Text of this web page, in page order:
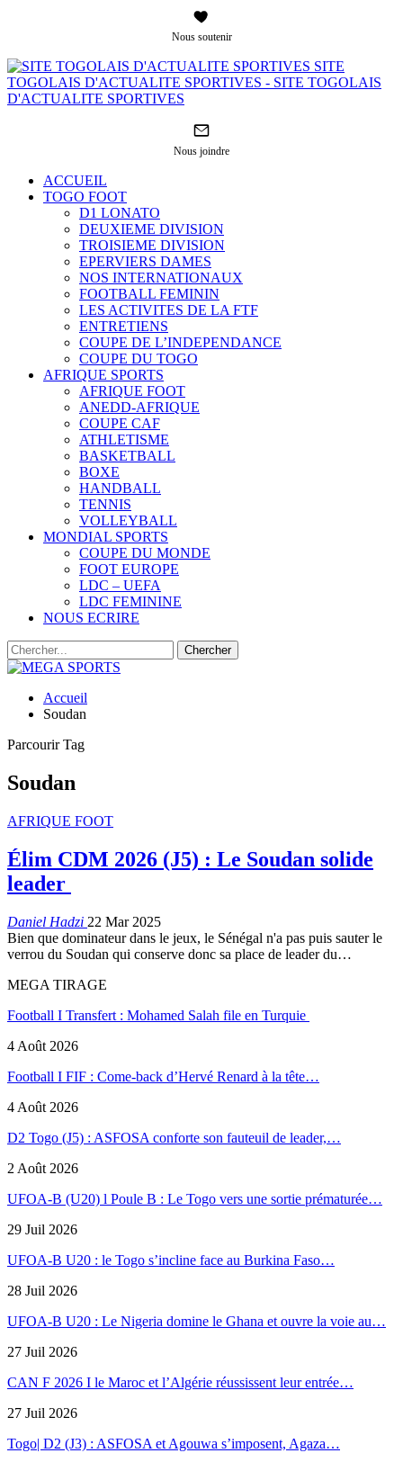
Nous soutenir
SITE
TOGOLAIS D'ACTUALITE SPORTIVES - SITE TOGOLAIS
D'ACTUALITE SPORTIVES
Nous joindre
ACCUEIL
TOGO FOOT
D1 LONATO
DEUXIEME DIVISION
TROISIEME DIVISION
EPERVIERS DAMES
NOS INTERNATIONAUX
FOOTBALL FEMININ
LES ACTIVITES DE LA FTF
ENTRETIENS
COUPE DE L’INDEPENDANCE
COUPE DU TOGO
AFRIQUE SPORTS
AFRIQUE FOOT
ANEDD-AFRIQUE
COUPE CAF
ATHLETISME
BASKETBALL
BOXE
HANDBALL
TENNIS
VOLLEYBALL
MONDIAL SPORTS
COUPE DU MONDE
FOOT EUROPE
LDC – UEFA
LDC FEMININE
NOUS ECRIRE
Accueil
Soudan
Parcourir Tag
Soudan
AFRIQUE FOOT
Élim CDM 2026 (J5) : Le Soudan solide
leader
Daniel Hadzi 22 Mar 2025
Bien que dominateur dans le jeux, le Sénégal n'a pas puis sauter le
verrou du Soudan qui conserve donc sa place de leader du…
MEGA TIRAGE
Football I Transfert : Mohamed Salah file en Turquie
4 Août 2026
Football I FIF : Come-back d’Hervé Renard à la tête…
4 Août 2026
D2 Togo (J5) : ASFOSA conforte son fauteuil de leader,…
2 Août 2026
UFOA-B (U20) l Poule B : Le Togo vers une sortie prématurée…
29 Juil 2026
UFOA-B U20 : le Togo s’incline face au Burkina Faso…
28 Juil 2026
UFOA-B U20 : Le Nigeria domine le Ghana et ouvre la voie au…
27 Juil 2026
CAN F 2026 I le Maroc et l’Algérie réussissent leur entrée…
27 Juil 2026
Togo| D2 (J3) : ASFOSA et Agouwa s’imposent, Agaza…